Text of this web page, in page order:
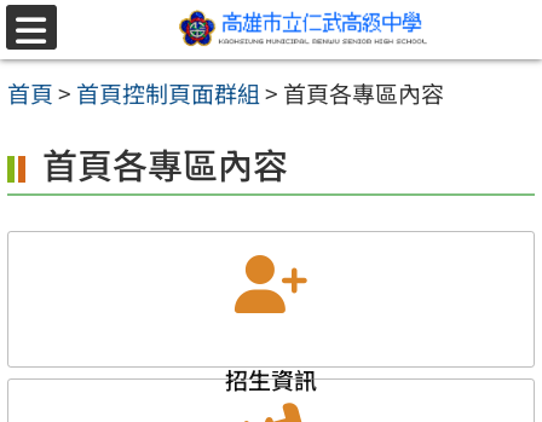
跳至主要內容區
選
單
首頁> 首頁控制頁面群組 > 首頁各專區內容
首頁各專區內容
招生資訊